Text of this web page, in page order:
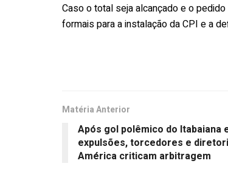
Caso o total seja alcançado e o
formais para a instalação da CPI e a
Matéria Anterior
Após gol polêmico do Itabaiana
expulsões, torcedores e
América criticam arbitragem